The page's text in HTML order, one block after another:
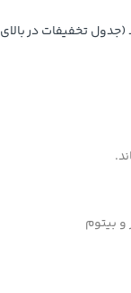
تخفیفات در بالای
و بیتوم